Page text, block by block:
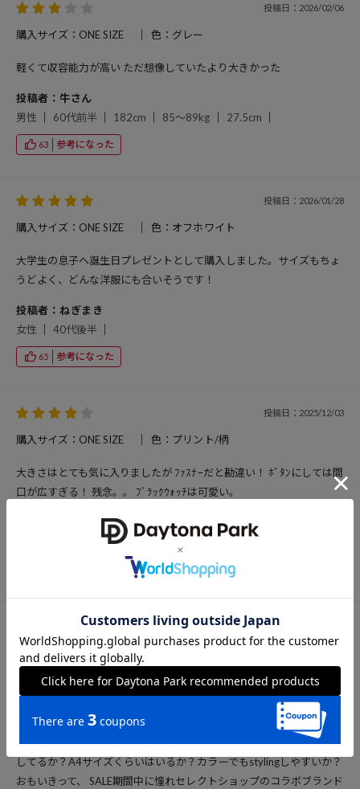
投稿日：2026/02/06
購入サイズ：ONE SIZE 色：グレー
軽くて収容能力が高い ただ想像していたより大きかった
投稿者：牛さん
男性
60代前半 182cm 85～89kg 27.5cm
63 参考になった
投稿日：2026/01/28
購入サイズ：ONE SIZE 色：オフホワイト
大学生の息子へ誕生日プレゼントとして購入しました。サイズもちょ
うどよく、どんな洋服にも合いそうです！
投稿者：ねぎまき
女性
40代後半
65 参考になった
投稿日：2025/12/03
購入サイズ：ONE SIZE 色：プリント/柄
大きさはとても気に入りましたが ﾌｧｽﾅｰだと勘違い！ ﾎﾞﾀﾝにしては間
口が広すぎる！ 残念。。 ﾌﾞﾗｯｸｳｫｯﾁは可愛い。
167cm 50～54kg
投稿日：2025/08/24
購入サイズ：ONE SIZE 色：ベージュ
体型は違うがあるフリークスストアのスタッフ様が、 大好きな憧れメ
ンズメーカーのred caqのチノパンツを２カラー購入したが、色違い
とあわせてたが、ブラウンカラーチノバギーパンツとかっこいい良
く、このバックをあわせてたから、調べて、例えば、生地がしっかり
してるか？A4サイズくらいはいるか？カラーでもstylingしやすいか？
おもいきって、 SALE期間中に憧れセレクトショップのコラボブランド